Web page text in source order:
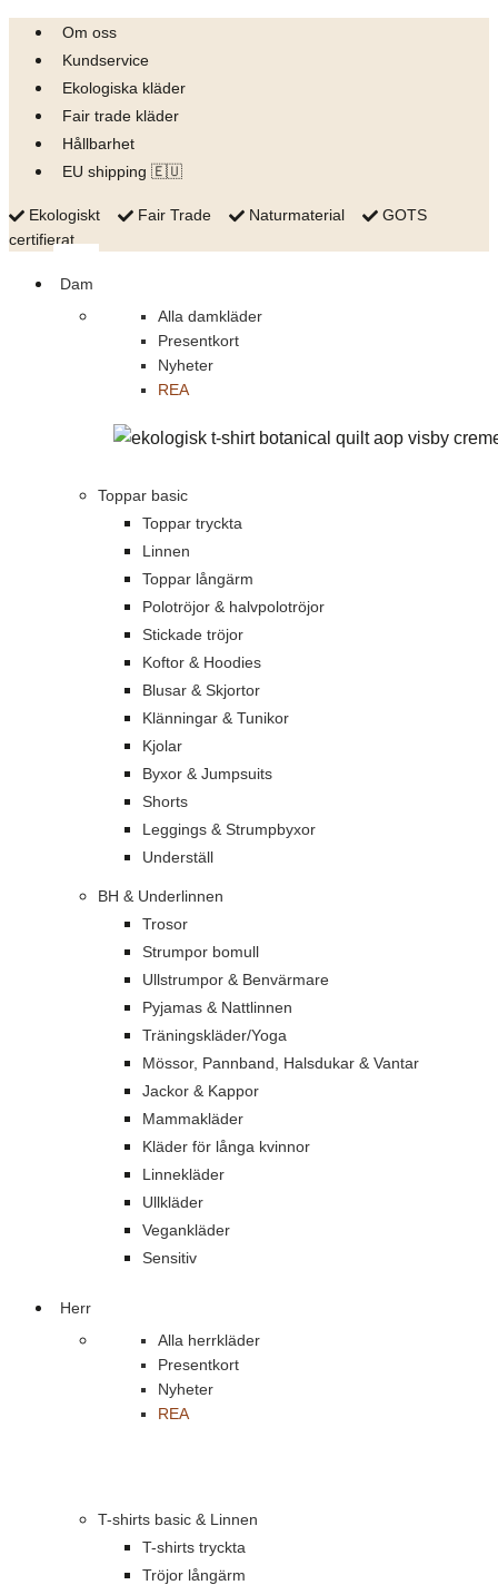
Skip
content
Om oss
Kundservice
Ekologiska kläder
Fair trade kläder
Hållbarhet
EU shipping 🇪🇺
Ekologiskt Fair Trade Naturmaterial
GOTS
certifierat
Dam
Alla damkläder
Presentkort
Nyheter
REA
Toppar basic
Toppar tryckta
Linnen
Toppar långärm
Polotröjor & halvpolotröjor
Stickade tröjor
Koftor & Hoodies
Blusar & Skjortor
Klänningar & Tunikor
Kjolar
Byxor & Jumpsuits
Shorts
Leggings & Strumpbyxor
Underställ
BH & Underlinnen
Trosor
Strumpor bomull
Ullstrumpor & Benvärmare
Pyjamas & Nattlinnen
Träningskläder/Yoga
Mössor, Pannband, Halsdukar & Vantar
Jackor & Kappor
Mammakläder
Kläder för långa kvinnor
Linnekläder
Ullkläder
Vegankläder
Sensitiv
Herr
Alla herrkläder
Presentkort
Nyheter
REA
T-shirts basic & Linnen
T-shirts tryckta
Tröjor långärm